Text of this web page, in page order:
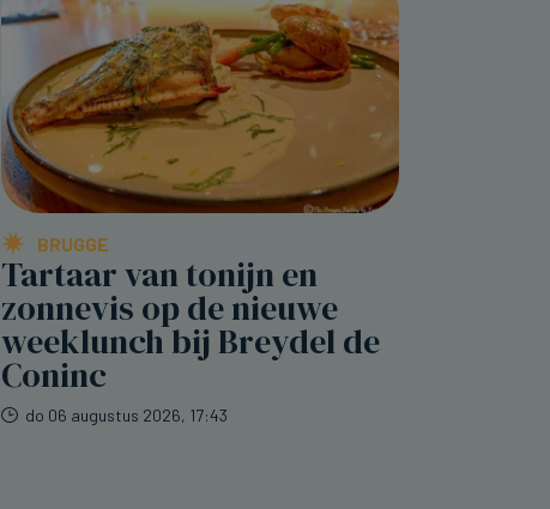
BRUGGE
Tartaar van tonijn en
zonnevis op de nieuwe
weeklunch bij Breydel de
Coninc
do 06 augustus 2026, 17:43